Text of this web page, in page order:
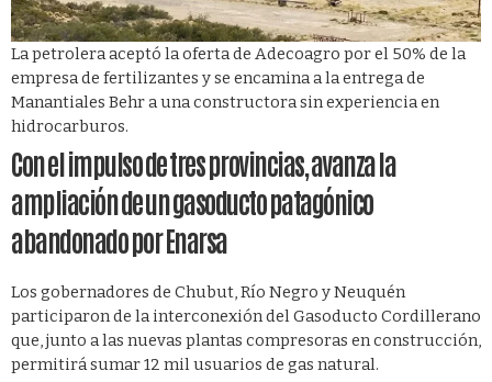
La petrolera aceptó la oferta de Adecoagro por el 50% de la
empresa de fertilizantes y se encamina a la entrega de
Manantiales Behr a una constructora sin experiencia en
hidrocarburos.
Con el impulso de tres provincias, avanza la
ampliación de un gasoducto patagónico
abandonado por Enarsa
Los gobernadores de Chubut, Río Negro y Neuquén
participaron de la interconexión del Gasoducto Cordillerano
que, junto a las nuevas plantas compresoras en construcción,
permitirá sumar 12 mil usuarios de gas natural.